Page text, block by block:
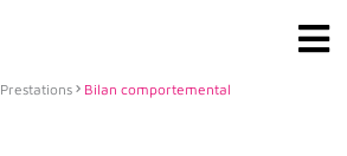
Prestations Bilan comportemental